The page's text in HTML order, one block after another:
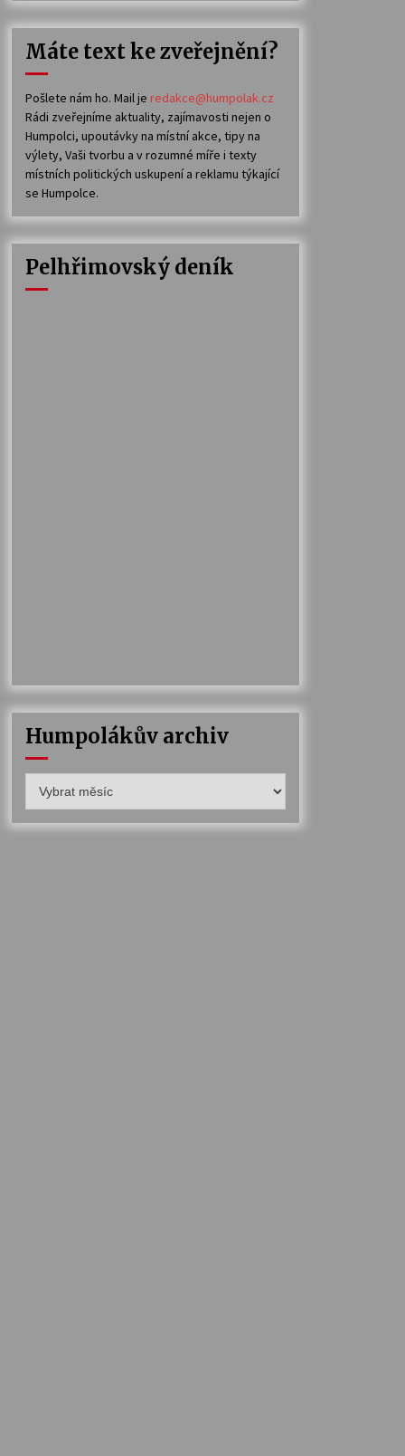
Máte text ke zveřejnění?
Pošlete nám ho. Mail je redakce@humpolak.cz
Rádi zveřejníme aktuality, zajímavosti nejen o
Humpolci, upoutávky na místní akce, tipy na
výlety, Vaši tvorbu a v rozumné míře i texty
místních politických uskupení a reklamu týkající
se Humpolce.
Pelhřimovský deník
Humpolákův archiv
archiv